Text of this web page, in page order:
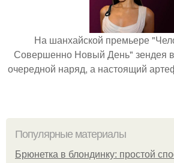
На шанхайской премьере
Совершенно Новый День" зендея
очередной наряд, а настоящий
Популярные материалы
Брюнетка в блондинку: простой